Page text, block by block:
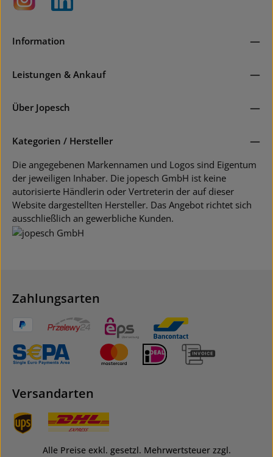
Information
Leistungen & Ankauf
Über Jopesch
Kategorien / Hersteller
Die angegebenen Markennamen und Logos sind Eigentum
der jeweiligen Inhaber. Die jopesch GmbH ist keine
autorisierte Händlerin oder Vertreterin der auf dieser
Website dargestellten Hersteller. Das Angebot richtet sich
ausschließlich an gewerbliche Kunden.
Zahlungsarten
Versandarten
Alle Preise exkl. gesetzl. Mehrwertsteuer zzgl.